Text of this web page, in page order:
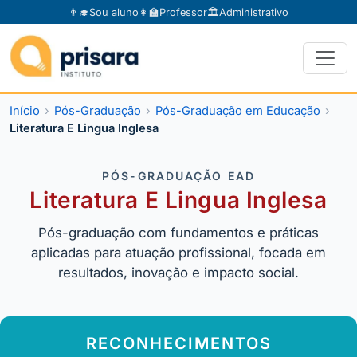
👨‍🎓Sou aluno 👩‍🏫Professor🏛️Administrativo
Início Pós-Graduação
Pós-Graduação em Educação
Literatura E Lingua Inglesa
PÓS-GRADUAÇÃO EAD
Literatura E Lingua Inglesa
Pós-graduação com fundamentos e práticas
aplicadas para atuação profissional, focada em
resultados, inovação e impacto social.
RECONHECIMENTOS